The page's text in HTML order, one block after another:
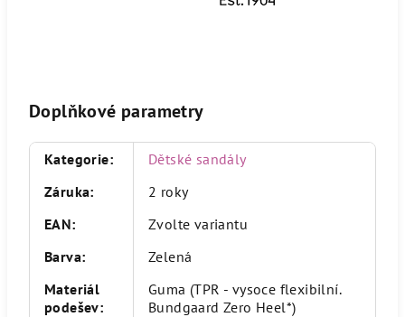
Doplňkové parametry
Kategorie:
Dětské sandály
Záruka:
2 roky
EAN:
Zvolte variantu
Barva:
Zelená
Materiál
podešev:
Guma (TPR - vysoce flexibilní.
Bundgaard Zero Heel*)